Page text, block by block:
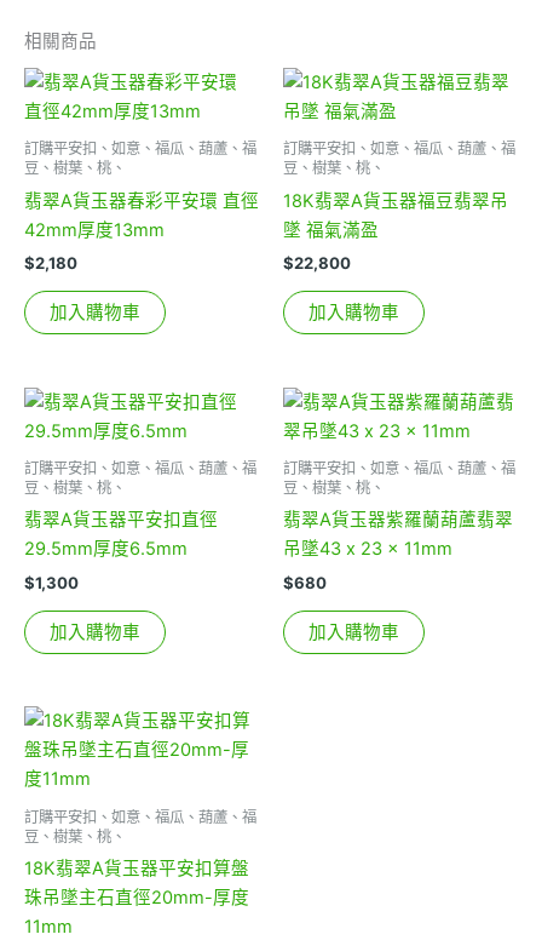
相關商品
訂購平安扣、如意、福瓜、葫蘆、福
豆、樹葉、桃、
翡翠A貨玉器春彩平安環 直徑
42mm厚度13mm
$2,180
加入購物車
訂購平安扣、如意、福瓜、葫蘆、福
豆、樹葉、桃、
18K翡翠A貨玉器福豆翡翠吊
墜 福氣滿盈
$22,800
加入購物車
訂購平安扣、如意、福瓜、葫蘆、福
豆、樹葉、桃、
翡翠A貨玉器平安扣直徑
29.5mm厚度6.5mm
$1,300
加入購物車
訂購平安扣、如意、福瓜、葫蘆、福
豆、樹葉、桃、
翡翠A貨玉器紫羅蘭葫蘆翡翠
吊墜43 x 23 x 11mm
$680
加入購物車
訂購平安扣、如意、福瓜、葫蘆、福
豆、樹葉、桃、
18K翡翠A貨玉器平安扣算盤
珠吊墜主石直徑20mm-厚度
11mm